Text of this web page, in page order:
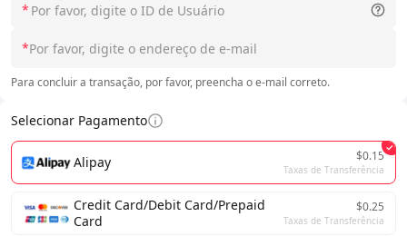
*
*
Para concluir a transação, por favor, preencha o e-mail correto.
Selecionar Pagamento
Alipay $0.15
Taxas de Transferência
Credit Card/Debit Card/Prepaid
Card
$0.25
Taxas de Transferência